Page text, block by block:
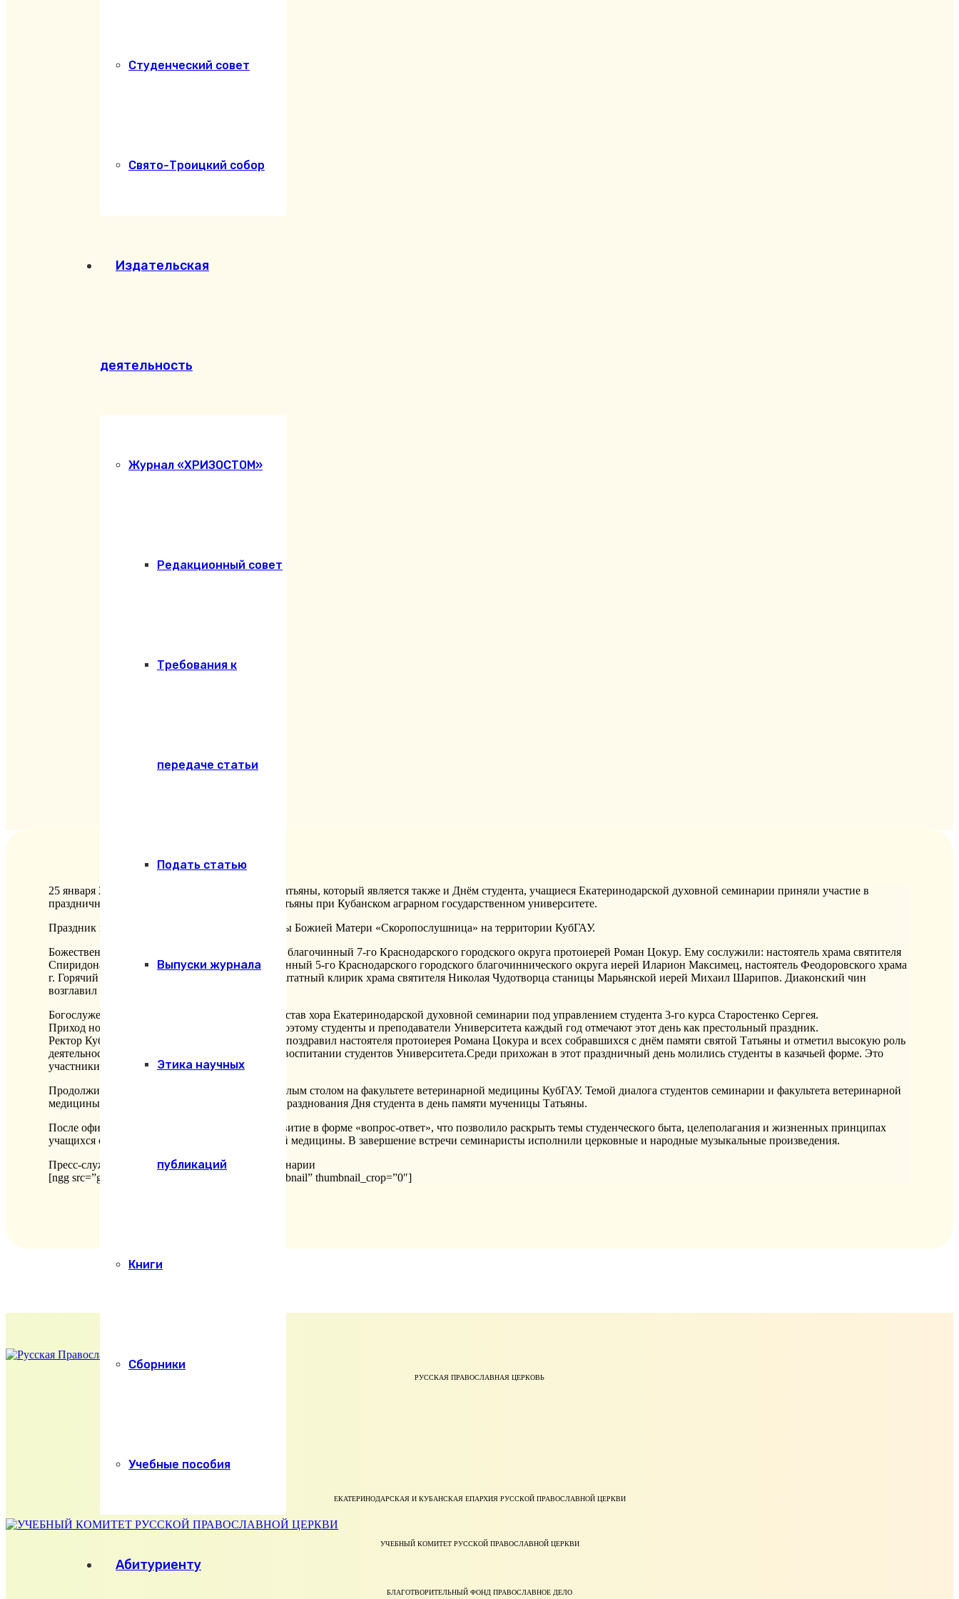
Студенческий совет
Свято-Троицкий собор
Издательская
деятельность
Журнал «ХРИЗОСТОМ»
Редакционный совет
Требования к
передаче статьи
Подать статью
Выпуски журнала
Этика научных
публикаций
Книги
Сборники
Учебные пособия
Абитуриенту
25 января 2024 года, в день памяти мученицы Татьяны, который является также и Днём студента, учащиеся Екатеринодарской духовной семинарии приняли участие в
праздничных торжествах прихода мученицы Татьяны при Кубанском аграрном государственном университете.
Праздник начался с богослужений в храме иконы Божией Матери «Скоропослушница» на территории КубГАУ.
Божественную Литургию возглавил настоятель, благочинный 7-го Краснодарского городского округа протоиерей Роман Цокур. Ему сослужили: настоятель храма святителя
Спиридона, епископа Тримифунтского, благочинный 5-го Краснодарского городского благочиннического округа иерей Иларион Максимец, настоятель Феодоровского храма
г. Горячий ключ протоиерей Алексей Спицын, штатный клирик храма святителя Николая Чудотворца станицы Марьянской иерей Михаил Шарипов. Диаконский чин
возглавил диакон Андрей Тесля.
Богослужебные песнопения исполнил малый состав хора Екатеринодарской духовной семинарии под управлением студента 3-го курса Старостенко Сергея.
Приход носит имя святой мученицы Татьяны, поэтому студенты и преподаватели Университета каждый год отмечают этот день как престольный праздник.
Ректор КубГАУ Александр Иванович Трубилин поздравил настоятеля протоиерея Романа Цокура и всех собравшихся с днём памяти святой Татьяны и отметил высокую роль
деятельности прихода в духовно-нравственном воспитании студентов Университета.Среди прихожан в этот праздничный день молились студенты в казачьей форме. Это
участники «Казачьей сотни» КубГАУ.
Продолжились торжества обсуждениями за круглым столом на факультете ветеринарной медицины КубГАУ. Темой диалога студентов семинарии и факультета ветеринарной
медицины стала история становления и смысл празднования Дня студента в день памяти мученицы Татьяны.
После официальной части, беседа получила развитие в форме «вопрос-ответ», что позволило раскрыть темы студенческого быта, целеполагания и жизненных принципах
учащихся семинарии и факультета ветеринарной медицины. В завершение встречи семинаристы исполнили церковные и народные музыкальные произведения.
Пресс-служба Екатеринодарской духовной семинарии
[ngg src=”galleries” ids=”149″ display=”basic_thumbnail” thumbnail_crop=”0″]
РУССКАЯ ПРАВОСЛАВНАЯ ЦЕРКОВЬ
ЕКАТЕРИНОДАРСКАЯ И КУБАНСКАЯ ЕПАРХИЯ РУССКОЙ ПРАВОСЛАВНОЙ ЦЕРКВИ
УЧЕБНЫЙ КОМИТЕТ РУССКОЙ ПРАВОСЛАВНОЙ ЦЕРКВИ
БЛАГОТВОРИТЕЛЬНЫЙ ФОНД ПРАВОСЛАВНОЕ ДЕЛО